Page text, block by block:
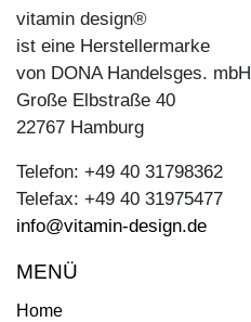
vitamin design®
ist eine Herstellermarke
von DONA Handelsges. mbH
Große Elbstraße 40
22767 Hamburg
Telefon: +49 40 31798362
Telefax: +49 40 31975477
info@vitamin-design.de
MENÜ
Home